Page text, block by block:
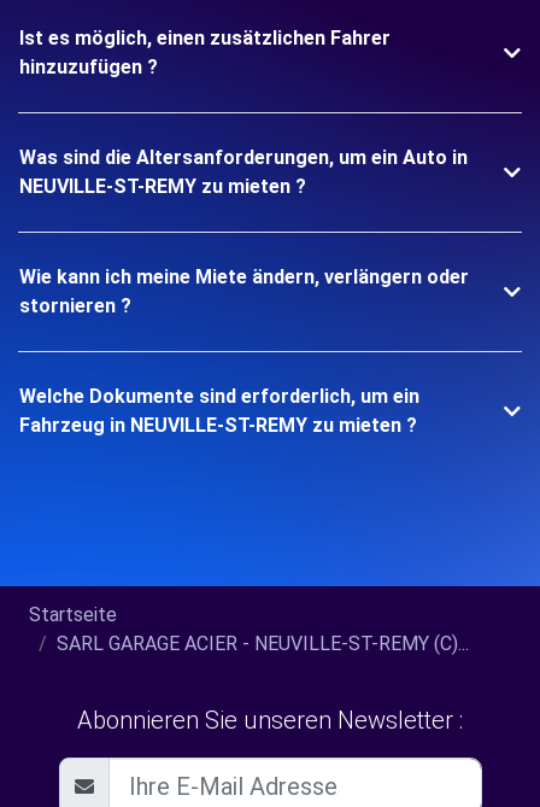
Ist es möglich, einen zusätzlichen Fahrer
hinzuzufügen ?
Was sind die Altersanforderungen, um ein Auto in
NEUVILLE-ST-REMY zu mieten ?
Wie kann ich meine Miete ändern, verlängern oder
stornieren ?
Welche Dokumente sind erforderlich, um ein
Fahrzeug in NEUVILLE-ST-REMY zu mieten ?
Startseite
SARL GARAGE ACIER - NEUVILLE-ST-REMY (C)...
Abonnieren Sie unseren Newsletter :